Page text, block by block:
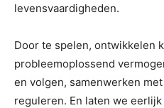
levensvaardigheden.
Door te spelen, ontwikkelen
probleemoplossend
en volgen, samenwerken
reguleren. En laten we